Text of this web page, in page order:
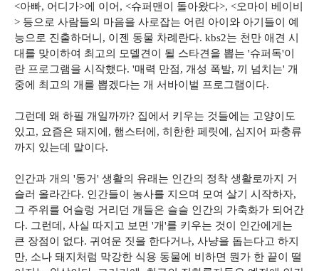
<아빠, 어디가>에 이어, <슈퍼맨이 돌아왔다>, <오마이 베이비
> 등으로 사람들의 마음을 사로잡는 어린 아이와 아기들이 예
능으로 진출하더니, 이젠 동물 차례란다. kbs2는 천만 애견 시
대를 맞이하여 최고의 모델견이 될 스타견을 뽑는 '슈퍼독'이
란 프로그램을 시작했다. '매력 만점, 개성 폭발, 끼 넘치는' 개
중에 최고의 개를 뽑겠다는 개 서바이벌 프로그램이다.
그런데 왜 하필 개일까까? 집에서 키우는 것들에는 고양이도
있고, 요즘은 돼지에, 햄스터에, 히한한 페릿에, 심지어 파충류
까지 있는데 말이다.
인간과 개의 '동거' 생활의 유래는 인간의 정착 생활로까지 거
슬러 올라간다. 인간들이 농사를 지으며 모여 살기 시작하자,
그 주위를 어슬렁 거리던 개들은 슬슬 인간의 가축화가 되어간
다. 그런데, 사실 따지고 보면 '개'를 키우는 것이 인간에게는
큰 장점이 없다. 귀여운 짓을 한다거나, 사냥을 돕는다고 하지
만, 소나 돼지처럼 막강한 식용 동물에 비하면 뭔가 한 끝이 떨